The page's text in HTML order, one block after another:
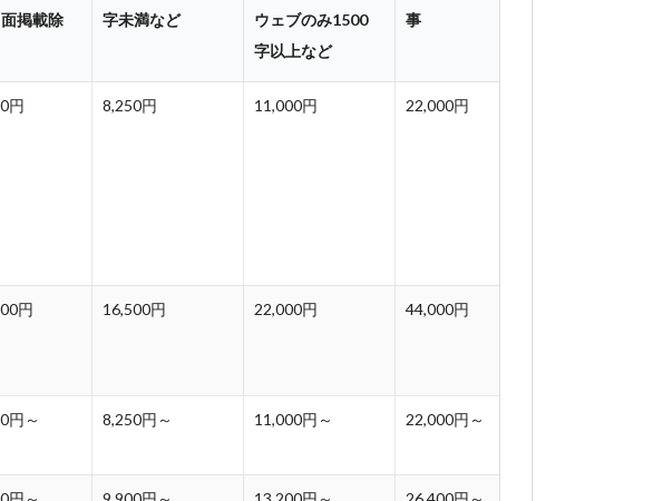
面掲載除
字未満など
ウェブのみ1500
字以上など
事
円 8,250円 11,000円 22,000円
円 16,500円 22,000円 44,000円
円～ 8,250円～ 11,000円～ 22,000円～